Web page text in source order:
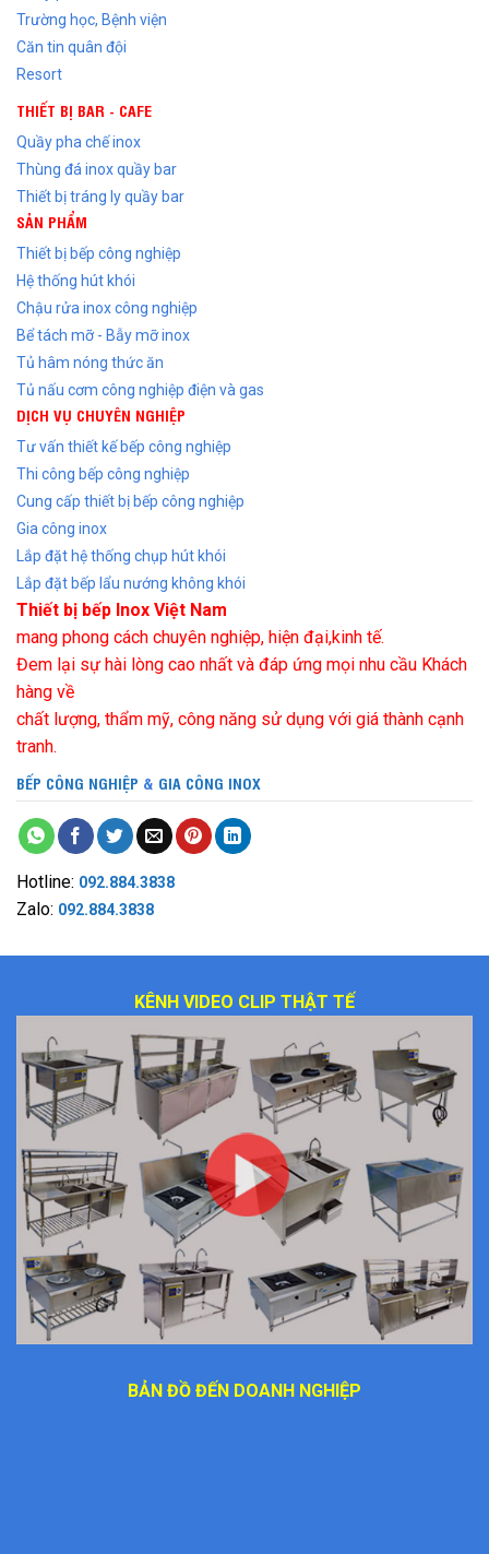
Trường học, Bệnh viện
Căn tin quân đội
Resort
THIẾT BỊ BAR - CAFE
Quầy pha chế inox
Thùng đá inox quầy bar
Thiết bị tráng ly quầy bar
SẢN PHẨM
Thiết bị bếp công nghiệp
Hệ thống hút khói
Chậu rửa inox công nghiệp
Bể tách mỡ - Bẫy mỡ inox
Tủ hâm nóng thức ăn
Tủ nấu cơm công nghiệp điện và gas
DỊCH VỤ CHUYÊN NGHIỆP
Tư vấn thiết kế bếp công nghiệp
Thi công bếp công nghiệp
Cung cấp thiết bị bếp công nghiệp
Gia công inox
Lắp đặt hệ thống chụp hút khói
Lắp đặt bếp lẩu nướng không khói
Thiết bị bếp Inox Việt Nam
mang phong cách chuyên nghiệp, hiện đại,kinh tế.
Đem lại sự hài lòng cao nhất và đáp ứng mọi nhu cầu Khách
hàng về
chất lượng, thẩm mỹ, công năng sử dụng với giá thành cạnh
tranh.
BẾP CÔNG NGHIỆP & GIA CÔNG INOX
Hotline: 092.884.3838
Zalo: 092.884.3838
KÊNH VIDEO CLIP THẬT TẾ
BẢN ĐỒ ĐẾN DOANH NGHIỆP